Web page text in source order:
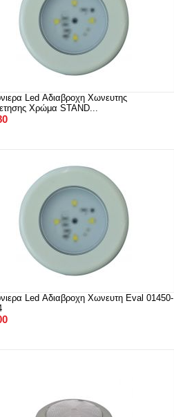
Led Αδιαβροχη Χωνευτης
Χρώμα STAND...
Led Αδιαβροχη Χωνευτη Eval 01450-